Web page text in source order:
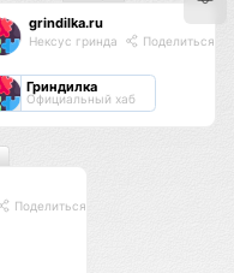
grindilka.ru
Нексус гринда Поделиться
Гриндилка
Официальный хаб
Поделиться